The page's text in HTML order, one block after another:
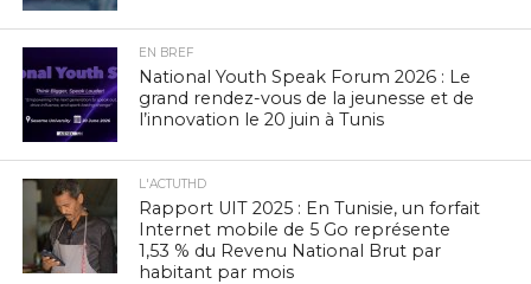
EN BREF
National Youth Speak Forum 2026 : Le
grand rendez-vous de la jeunesse et de
l’innovation le 20 juin à Tunis
L'ACTUTHD
Rapport UIT 2025 : En Tunisie, un forfait
Internet mobile de 5 Go représente
1,53 % du Revenu National Brut par
habitant par mois